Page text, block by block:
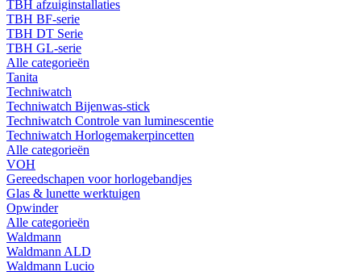
TBH afzuiginstallaties
TBH BF-serie
TBH DT Serie
TBH GL-serie
Alle categorieën
Tanita
Techniwatch
Techniwatch Bijenwas-stick
Techniwatch Controle van luminescentie
Techniwatch Horlogemakerpincetten
Alle categorieën
VOH
Gereedschapen voor horlogebandjes
Glas & lunette werktuigen
Opwinder
Alle categorieën
Waldmann
Waldmann ALD
Waldmann Lucio